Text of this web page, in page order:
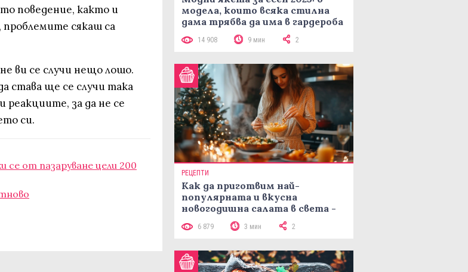
поведение, както и
сякаш са
ви се случи нещо лошо.
става ще се случи така
реакциите, за да не се
си.
се от пазаруване цели 200
модела, които всяка стилна
дама трябва да има в гардероба
14 908 9 мин 2
РЕЦЕПТИ
Как да приготвим най-
популярната и вкусна
новогодишна салата в света -
рецепта Мимоза
6 879 3 мин 2